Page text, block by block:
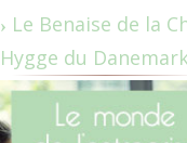
Le Benaise de la
Hygge du